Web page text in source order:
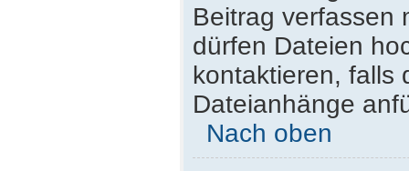
Beitrag verfassen
dürfen Dateien
kontaktieren, falls
Dateianhänge
Nach oben